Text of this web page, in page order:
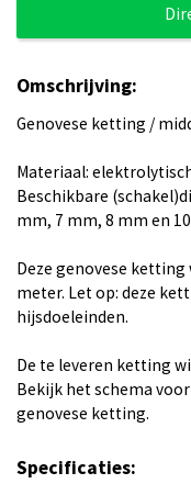
Omschrijving:
Genovese ketting /
Materiaal:
Beschikbare
mm, 7 mm, 8 mm en
Deze genovese
meter. Let op: deze
hijsdoeleinden.
De te leveren ketting
Bekijk het schema
genovese ketting.
Specificaties: